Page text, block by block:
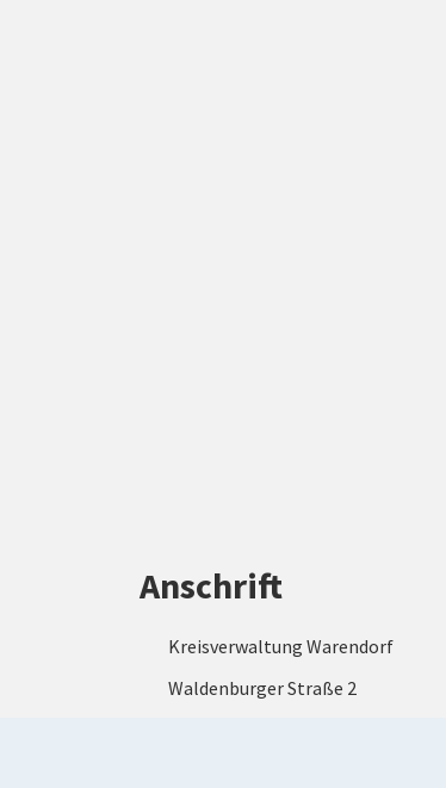
Anschrift
Kreisverwaltung Warendorf
Waldenburger Straße 2